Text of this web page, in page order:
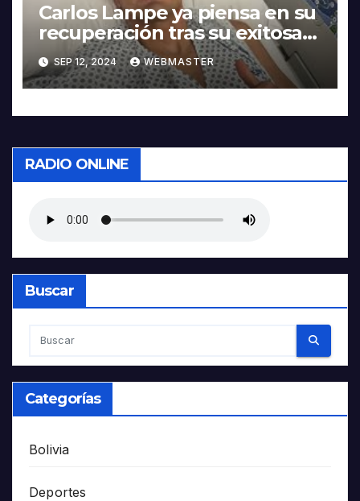
Carlos Lampe ya piensa en su
recuperación tras su exitosa
operación en el tendón de
Aquiles
SEP 12, 2024 WEBMASTER
RADIO ONLINE
Buscar
Categorías
Bolivia
Deportes